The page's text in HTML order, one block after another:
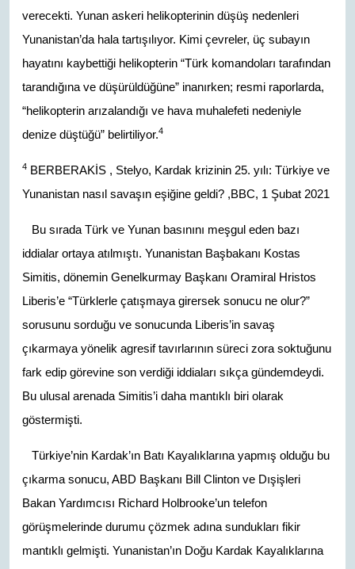
verecekti. Yunan askeri helikopterinin düşüş nedenleri
Yunanistan’da hala tartışılıyor. Kimi çevreler, üç subayın
hayatını kaybettiği helikopterin “Türk komandoları tarafından
tarandığına ve düşürüldüğüne” inanırken; resmi raporlarda,
“helikopterin arızalandığı ve hava muhalefeti nedeniyle
denize düştüğü” belirtiliyor.4
4 BERBERAKİS , Stelyo, Kardak krizinin 25. yılı: Türkiye ve
Yunanistan nasıl savaşın eşiğine geldi? ,BBC, 1 Şubat 2021
Bu sırada Türk ve Yunan basınını meşgul eden bazı
iddialar ortaya atılmıştı. Yunanistan Başbakanı Kostas
Simitis, dönemin Genelkurmay Başkanı Oramiral Hristos
Liberis’e “Türklerle çatışmaya girersek sonucu ne olur?”
sorusunu sorduğu ve sonucunda Liberis’in savaş
çıkarmaya yönelik agresif tavırlarının süreci zora soktuğunu
fark edip görevine son verdiği iddiaları sıkça gündemdeydi.
Bu ulusal arenada Simitis’i daha mantıklı biri olarak
göstermişti.
Türkiye’nin Kardak’ın Batı Kayalıklarına yapmış olduğu bu
çıkarma sonucu, ABD Başkanı Bill Clinton ve Dışişleri
Bakan Yardımcısı Richard Holbrooke’un telefon
görüşmelerinde durumu çözmek adına sundukları fikir
mantıklı gelmişti. Yunanistan’ın Doğu Kardak Kayalıklarına